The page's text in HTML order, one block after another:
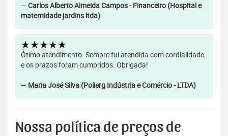
— Carlos Alberto Almeida Campos - Financeiro (Hospital e
maternidade jardins ltda)
★★★★★
Ótimo atendimento. Sempre fui atendida com cordialidade
e os prazos foram cumpridos. Obrigada!
— Maria José Silva (Polierg Indústria e Comércio - LTDA)
Nossa política de preços de